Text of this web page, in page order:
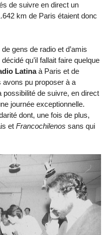
de suivre en direct un
km de Paris étaient donc
gens de radio et d’amis
qu’il fallait faire quelque
Latinaà Paris et de
pu proposer à a
de suivre, en direct
journée exceptionnelle.
dont, une fois de plus,
et Francochilenos sans qui